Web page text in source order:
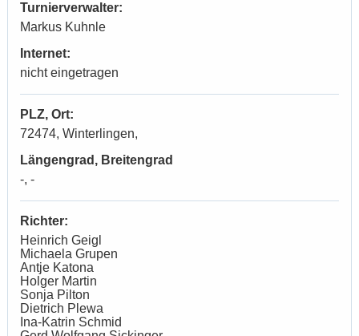
Turnierverwalter:
Markus Kuhnle
Internet:
nicht eingetragen
PLZ, Ort:
72474, Winterlingen,
Längengrad, Breitengrad
-, -
Richter:
Heinrich Geigl
Michaela Grupen
Antje Katona
Holger Martin
Sonja Pilton
Dietrich Plewa
Ina-Katrin Schmid